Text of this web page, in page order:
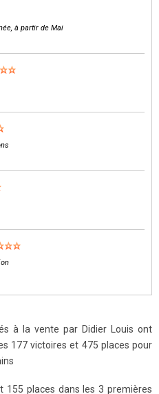
à partir de Mai
à la vente par Didier Louis ont
177 victoires et 475 places pour
155 places dans les 3 premières